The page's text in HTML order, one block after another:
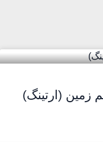
زمین (ارتینگ)